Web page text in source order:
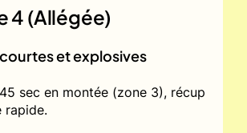
4 (Allégée)
et explosives
sec en montée (zone 3), récup
rapide.